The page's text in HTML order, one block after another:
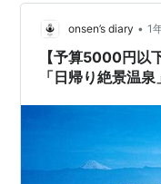
onsen’s diary • 1
【予算5000円以
「日帰り絶景温